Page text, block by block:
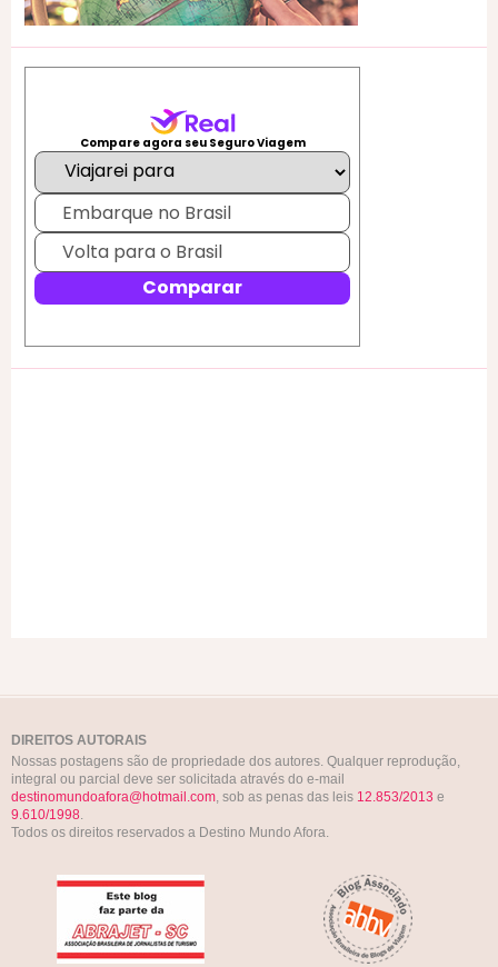
DIREITOS AUTORAIS
Nossas postagens são de propriedade dos autores. Qualquer reprodução,
integral ou parcial deve ser solicitada através do e-mail
destinomundoafora@hotmail.com, sob as penas das leis 12.853/2013 e
9.610/1998.
Todos os direitos reservados a Destino Mundo Afora.